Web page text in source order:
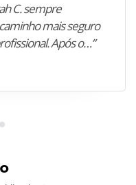
C. sempre
mais seguro
Após o…”